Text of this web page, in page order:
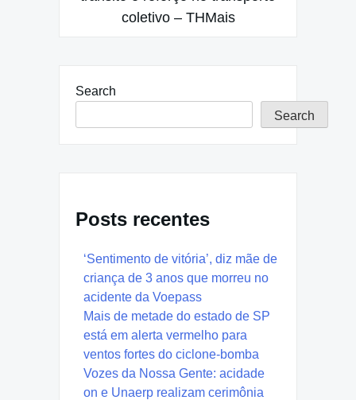
coletivo – THMais
Search
Search
Posts recentes
‘Sentimento de vitória’, diz mãe de
criança de 3 anos que morreu no
acidente da Voepass
Mais de metade do estado de SP
está em alerta vermelho para
ventos fortes do ciclone-bomba
Vozes da Nossa Gente: acidade
on e Unaerp realizam cerimônia